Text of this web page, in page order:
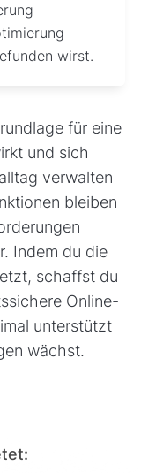
wirst.
für eine
und sich
verwalten
bleiben
Indem du die
schaffst du
Online-
unterstützt
wächst.